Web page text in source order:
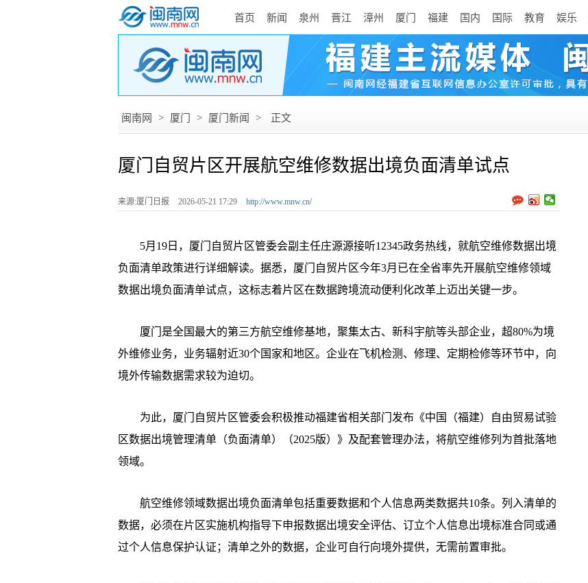
首页 新闻 泉州 晋江 漳州 厦门 福建 国内 国际 教育 娱乐
闽南网 > 厦门 > 厦门新闻 > 正文
厦门自贸片区开展航空维修数据出境负面清单试点
来源:厦门日报 2026-05-21 17:29 http://www.mnw.cn/
5月19日，厦门自贸片区管委会副主任庄源源接听12345政务热线，就航空维修数据出境
负面清单政策进行详细解读。据悉，厦门自贸片区今年3月已在全省率先开展航空维修领域
数据出境负面清单试点，这标志着片区在数据跨境流动便利化改革上迈出关键一步。
厦门是全国最大的第三方航空维修基地，聚集太古、新科宇航等头部企业，超80%为境
外维修业务，业务辐射近30个国家和地区。企业在飞机检测、修理、定期检修等环节中，向
境外传输数据需求较为迫切。
为此，厦门自贸片区管委会积极推动福建省相关部门发布《中国（福建）自由贸易试验
区数据出境管理清单（负面清单）（2025版）》及配套管理办法，将航空维修列为首批落地
领域。
航空维修领域数据出境负面清单包括重要数据和个人信息两类数据共10条。列入清单的
数据，必须在片区实施机构指导下申报数据出境安全评估、订立个人信息出境标准合同或通
过个人信息保护认证；清单之外的数据，企业可自行向境外提供，无需前置审批。